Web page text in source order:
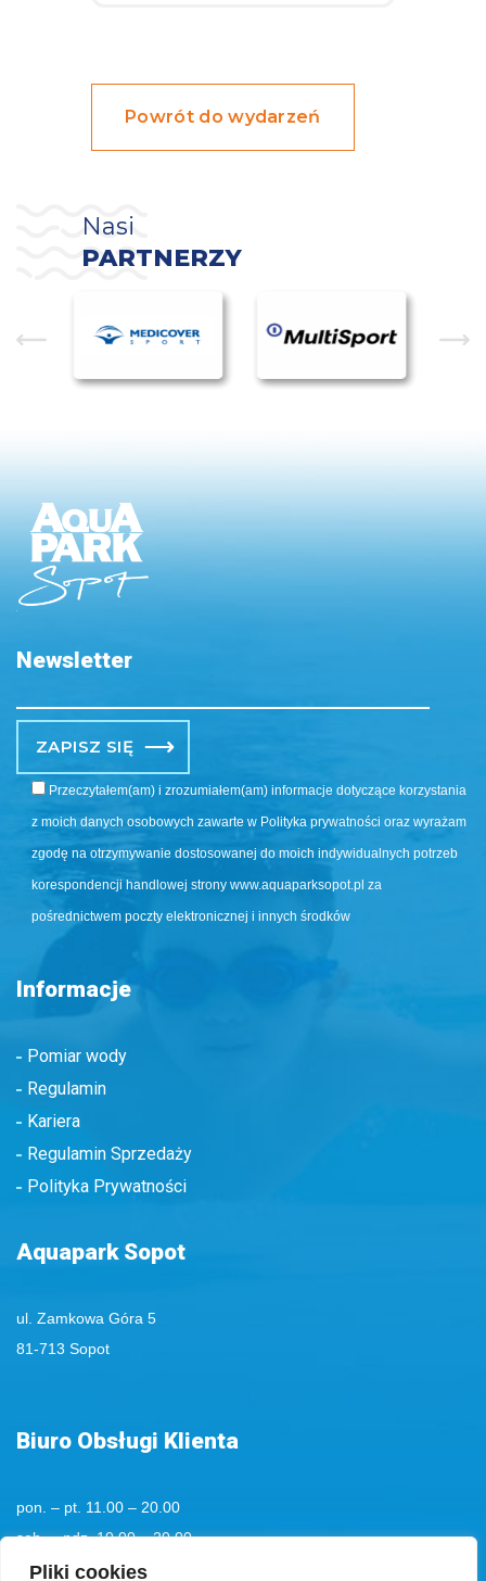
Pliki cookies
Powrót do wydarzeń
Nasi
PARTNERZY
Newsletter
Przeczytałem(am) i zrozumiałem(am) informacje dotyczące korzystania
z moich danych osobowych zawarte w Polityka prywatności oraz wyrażam
zgodę na otrzymywanie dostosowanej do moich indywidualnych potrzeb
korespondencji handlowej strony www.aquaparksopot.pl za
pośrednictwem poczty elektronicznej i innych środków
Informacje
Pomiar wody
Regulamin
Kariera
Regulamin Sprzedaży
Polityka Prywatności
Aquapark Sopot
ul. Zamkowa Góra 5
81-713 Sopot
Biuro Obsługi Klienta
pon. – pt. 11.00 – 20.00
sob. – ndz. 10.00 – 20.00
tel. kom.+48 501194193